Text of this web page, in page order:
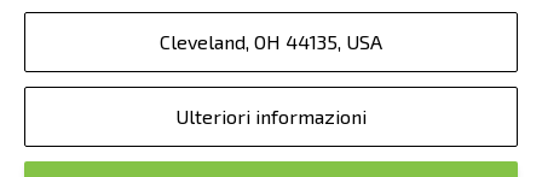
Cleveland, OH 44135, USA
Ulteriori informazioni